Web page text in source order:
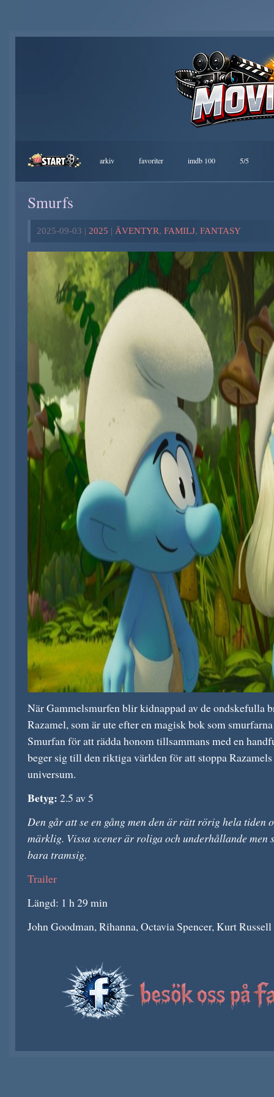
arkiv favoriter imdb 100 5/5
Smurfs
2025-09-03 | 2025 | ÄVENTYR, FAMILJ, FANTASY
När Gammelsmurfen blir kidnappad av de ondskefulla
Razamel, som är ute efter en magisk bok som
Smurfan för att rädda honom tillsammans med en
beger sig till den riktiga världen för att stoppa
universum.
Betyg: 2.5 av 5
Den går att se en gång men den är rätt rörig hela tiden
märklig. Vissa scener är roliga och underhållande men
bara tramsig.
Trailer
Längd: 1 h 29 min
John Goodman, Rihanna, Octavia Spencer, Kurt